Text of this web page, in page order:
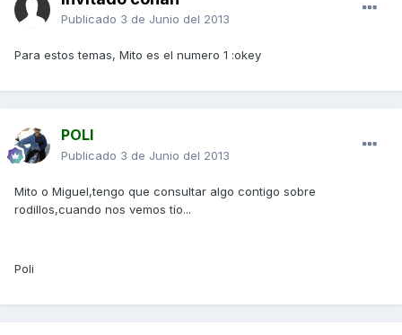
Publicado 3 de Junio del 2013
Para estos temas, Mito es el numero 1 :okey
POLI
Publicado 3 de Junio del 2013
Mito o Miguel,tengo que consultar algo contigo sobre
rodillos,cuando nos vemos tío...
Poli